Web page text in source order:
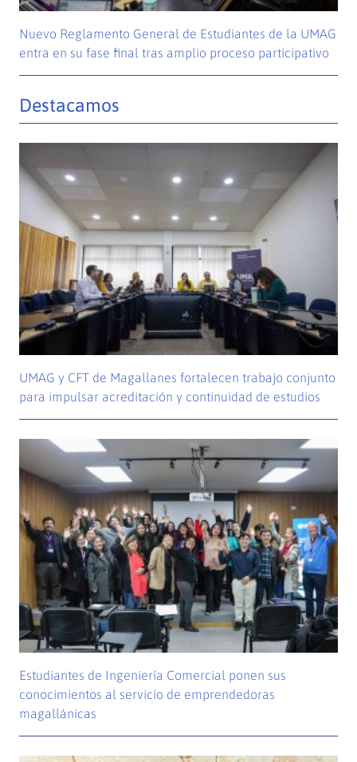
Nuevo Reglamento General de Estudiantes de la UMAG
entra en su fase final tras amplio proceso participativo
Destacamos
UMAG y CFT de Magallanes fortalecen trabajo conjunto
para impulsar acreditación y continuidad de estudios
Estudiantes de Ingeniería Comercial ponen sus
conocimientos al servicio de emprendedoras
magallánicas